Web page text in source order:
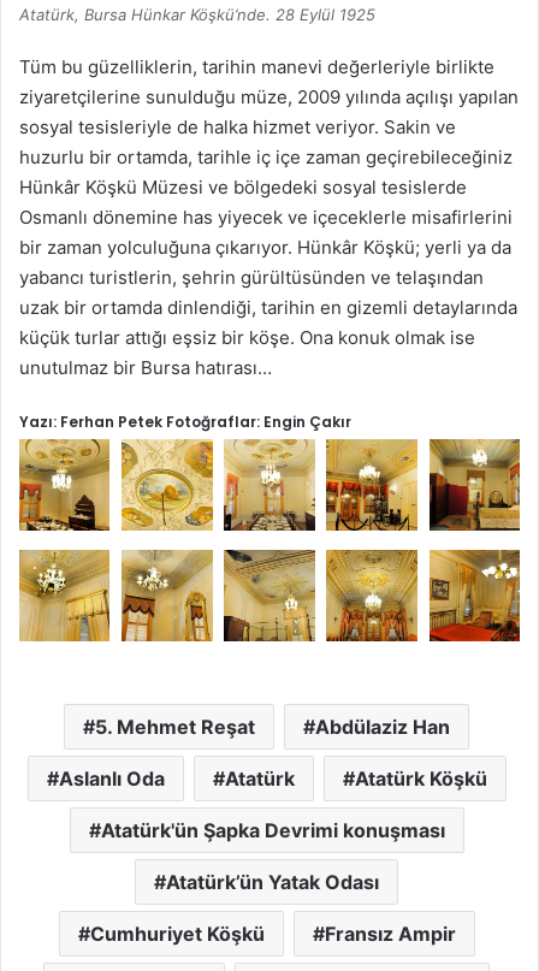
Atatürk, Bursa Hünkar Köşkü’nde. 28 Eylül 1925
Tüm bu güzelliklerin, tarihin manevi değerleriyle birlikte
ziyaretçilerine sunulduğu müze, 2009 yılında açılışı yapılan
sosyal tesisleriyle de halka hizmet veriyor. Sakin ve
huzurlu bir ortamda, tarihle iç içe zaman geçirebileceğiniz
Hünkâr Köşkü Müzesi ve bölgedeki sosyal tesislerde
Osmanlı dönemine has yiyecek ve içeceklerle misafirlerini
bir zaman yolculuğuna çıkarıyor. Hünkâr Köşkü; yerli ya da
yabancı turistlerin, şehrin gürültüsünden ve telaşından
uzak bir ortamda dinlendiği, tarihin en gizemli detaylarında
küçük turlar attığı eşsiz bir köşe. Ona konuk olmak ise
unutulmaz bir Bursa hatırası…
Yazı: Ferhan Petek Fotoğraflar: Engin Çakır
5. Mehmet Reşat Abdülaziz Han
Aslanlı Oda Atatürk Atatürk Köşkü
Atatürk'ün Şapka Devrimi konuşması
Atatürk’ün Yatak Odası
Cumhuriyet Köşkü Fransız Ampir